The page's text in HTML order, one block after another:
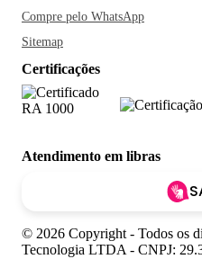
Compre pelo WhatsApp
Sitemap
Certificações
Atendimento em libras
© 2026 Copyright - Todos os
Tecnologia LTDA - CNPJ: